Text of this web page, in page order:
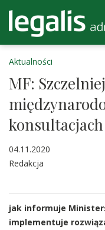
Aktualności
MF:
konsultacjach
04.11.2020
Redakcja
jak informuje
implementuje